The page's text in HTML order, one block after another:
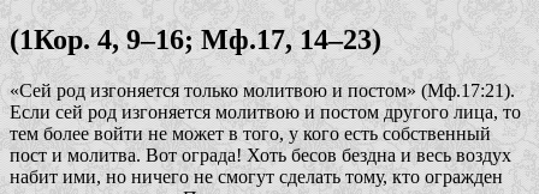
(1Кор. 4, 9–16; Мф.17, 14–23)
«Сей род изгоняется только молитвою и постом» (Мф.17:21).
Если сей род изгоняется молитвою и постом другого лица, то
тем более войти не может в того, у кого есть собственный
пост и молитва. Вот ограда! Хоть бесов бездна и весь воздух
набит ими, но ничего не смогут сделать тому, кто огражден